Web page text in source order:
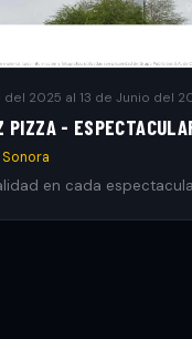
del 2025 al 13 de Junio del
PIZZA -
en cada